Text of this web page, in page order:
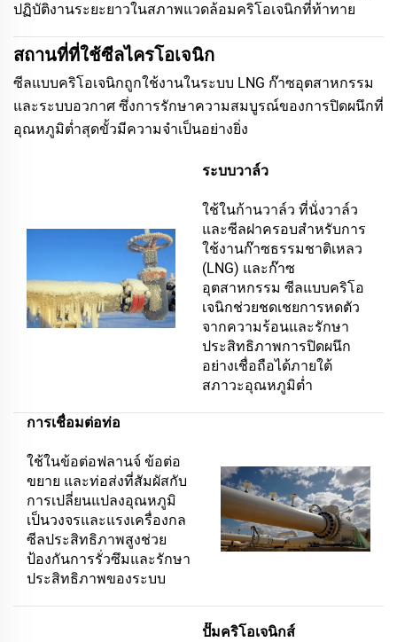
ปฏิบัติงานระยะยาวในสภาพแวดล้อมคริโอเจนิกที่ท้าทาย
สถานที่ที่ใช้ซีลไครโอเจนิก
ซีลแบบคริโอเจนิกถูกใช้งานในระบบ LNG ก๊าซอุตสาหกรรม
และระบบอวกาศ ซึ่งการรักษาความสมบูรณ์ของการปิดผนึกที่
อุณหภูมิต่ำสุดขั้วมีความจำเป็นอย่างยิ่ง
ระบบวาล์ว
ใช้ในก้านวาล์ว ที่นั่งวาล์ว
และซีลฝาครอบสำหรับการ
ใช้งานก๊าซธรรมชาติเหลว
(LNG) และก๊าซ
อุตสาหกรรม ซีลแบบคริโอ
เจนิกช่วยชดเชยการหดตัว
จากความร้อนและรักษา
ประสิทธิภาพการปิดผนึก
อย่างเชื่อถือได้ภายใต้
สภาวะอุณหภูมิต่ำ
การเชื่อมต่อท่อ
ใช้ในข้อต่อฟลานจ์ ข้อต่อ
ขยาย และท่อส่งที่สัมผัสกับ
การเปลี่ยนแปลงอุณหภูมิ
เป็นวงจรและแรงเครื่องกล
ซีลประสิทธิภาพสูงช่วย
ป้องกันการรั่วซึมและรักษา
ประสิทธิภาพของระบบ
ปั๊มคริโอเจนิกส์